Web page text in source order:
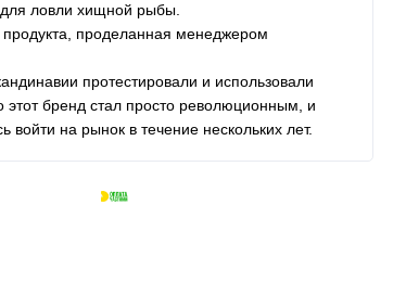
ловли хищной рыбы.
продукта, проделанная менеджером
протестировали и использовали
бренд стал просто революционным, и
войти на рынок в течение нескольких лет.
основной темой которых стало
отзывы от мистера Дениса Кюро,
посвятивших свою жизнь ловле хищных